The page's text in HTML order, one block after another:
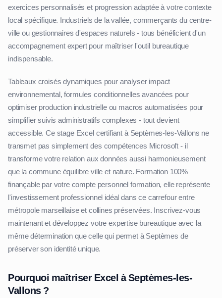
exercices personnalisés et progression adaptée à votre contexte
local spécifique. Industriels de la vallée, commerçants du centre-
ville ou gestionnaires d'espaces naturels - tous bénéficient d'un
accompagnement expert pour maîtriser l'outil bureautique
indispensable.
Tableaux croisés dynamiques pour analyser impact
environnemental, formules conditionnelles avancées pour
optimiser production industrielle ou macros automatisées pour
simplifier suivis administratifs complexes - tout devient
accessible. Ce stage Excel certifiant à Septèmes-les-Vallons ne
transmet pas simplement des compétences Microsoft - il
transforme votre relation aux données aussi harmonieusement
que la commune équilibre ville et nature. Formation 100%
finançable par votre compte personnel formation, elle représente
l'investissement professionnel idéal dans ce carrefour entre
métropole marseillaise et collines préservées. Inscrivez-vous
maintenant et développez votre expertise bureautique avec la
même détermination que celle qui permet à Septèmes de
préserver son identité unique.
Pourquoi maîtriser Excel à Septèmes-les-
Vallons ?